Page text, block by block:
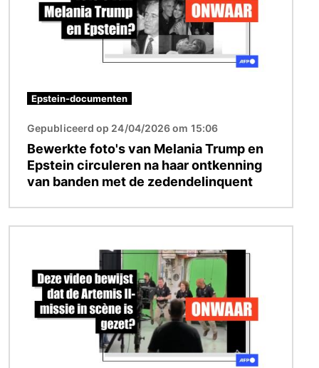
Epstein-documenten
Gepubliceerd op 24/04/2026 om 15:06
Bewerkte foto's van Melania Trump en
Epstein circuleren na haar ontkenning
van banden met de zedendelinquent